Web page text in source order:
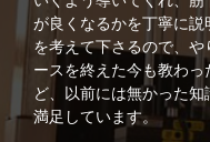
が良くなるかを丁寧に
を考えて下さるので、
ースを終えた今も教わ
ど、以前には無かった
満足しています。